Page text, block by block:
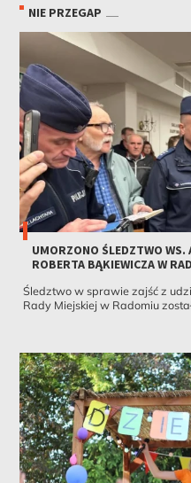
NIE PRZEGAP
UMORZONO ŚLEDZTWO WS.
ROBERTA BĄKIEWICZA W
Śledztwo w sprawie zajść z
Rady Miejskiej w Radomiu